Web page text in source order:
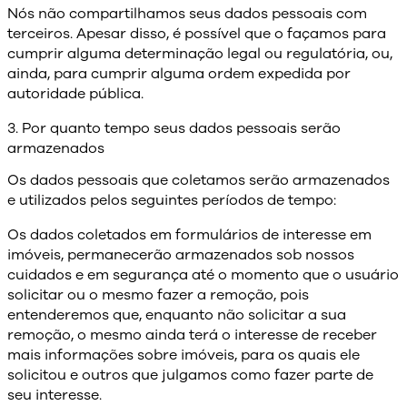
Nós não compartilhamos seus dados pessoais com
terceiros. Apesar disso, é possível que o façamos para
cumprir alguma determinação legal ou regulatória, ou,
ainda, para cumprir alguma ordem expedida por
autoridade pública.
3. Por quanto tempo seus dados pessoais serão
armazenados
Os dados pessoais que coletamos serão armazenados
e utilizados pelos seguintes períodos de tempo:
Os dados coletados em formulários de interesse em
imóveis, permanecerão armazenados sob nossos
cuidados e em segurança até o momento que o usuário
solicitar ou o mesmo fazer a remoção, pois
entenderemos que, enquanto não solicitar a sua
remoção, o mesmo ainda terá o interesse de receber
mais informações sobre imóveis, para os quais ele
solicitou e outros que julgamos como fazer parte de
seu interesse.